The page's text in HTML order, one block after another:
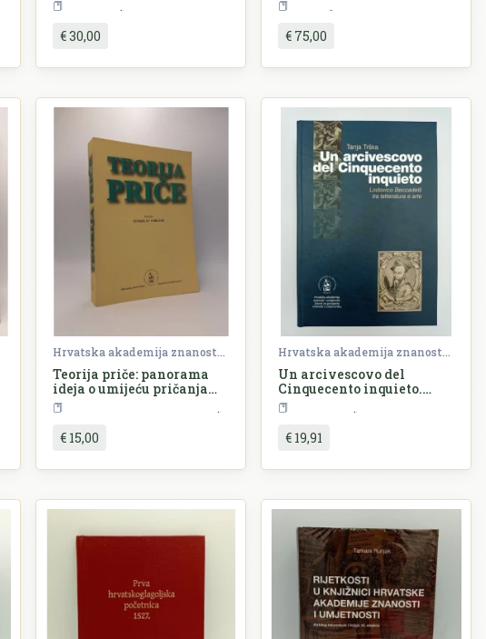
€ 30,00 € 75,00
Hrvatska akademija znanosti i umjetnosti (HAZU)
Teorija priče: panorama
ideja o umijeću pričanja
1842. - 2005.
Teorija i povijest književnosti
€ 15,00
Hrvatska akademija znanosti i umjetnosti (HAZU)
Un arcivescovo del
Cinquecento inquieto.
Lodovico Beccadelli tra
litteratura e arte
€ 19,91